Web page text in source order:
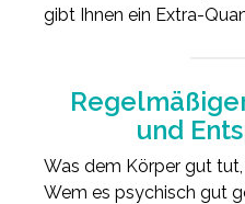
gibt Ihnen ein Extra-
und
Was dem Körper gut
Wem es psychisch gut